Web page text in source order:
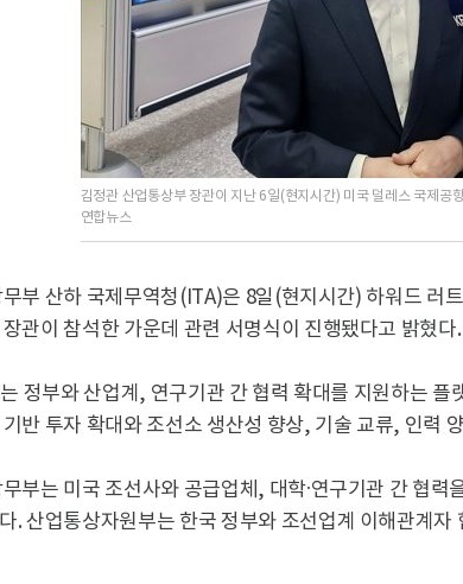
김정관 산업통상부 장관이 지난 6일(현지시간) 미국 덜레스 국제공
연합뉴스
부 산하 국제무역청(ITA)은 8일(현지시간) 하워드 러
관이 참석한 가운데 관련 서명식이 진행됐다고 밝혔다.
정부와 산업계, 연구기관 간 협력 확대를 지원하는 플
반 투자 확대와 조선소 생산성 향상, 기술 교류, 인력
부는 미국 조선사와 공급업체, 대학·연구기관 간 협력
. 산업통상자원부는 한국 정부와 조선업계 이해관계자